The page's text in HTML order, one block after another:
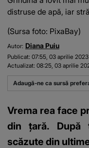
distruse de apă, iar
(Sursa foto: PixaBay)
Autor: Diana Puiu
Publicat: 07:55, 03 aprilie 2023
Actualizat: 08:25, 03 aprilie
Adaugă-ne ca sursă
Vrema rea face
din țară. După
scăzute din